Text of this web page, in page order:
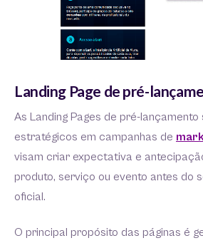
Landing Page de pré-
As Landing Pages de pré-
estratégicos em campanhas de
visam criar expectativa e
produto, serviço ou evento antes do
oficial.
O principal propósito das páginas é